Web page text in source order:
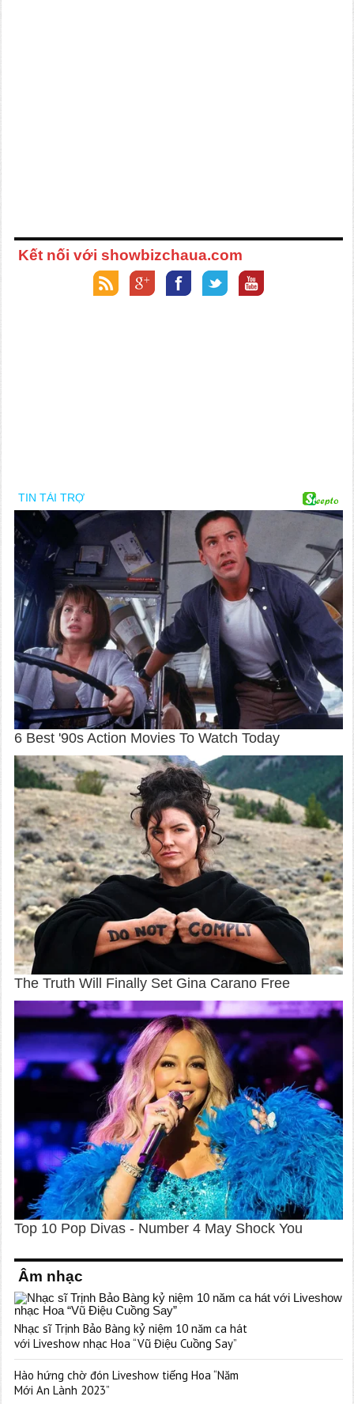
Kết nối với showbizchaua.com
Âm nhạc
Nhạc sĩ Trịnh Bảo Bàng kỷ niệm 10 năm ca hát
với Liveshow nhạc Hoa “Vũ Điệu Cuồng Say”
Hào hứng chờ đón Liveshow tiếng Hoa “Năm
Mới An Lành 2023”